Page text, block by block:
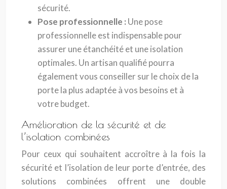
sécurité.
Pose professionnelle : Une pose
professionnelle est indispensable pour
assurer une étanchéité et une isolation
optimales. Un artisan qualifié pourra
également vous conseiller sur le choix de la
porte la plus adaptée à vos besoins et à
votre budget.
Amélioration de la sécurité et de
l’isolation combinées
Pour ceux qui souhaitent accroître à la fois la
sécurité et l’isolation de leur porte d’entrée, des
solutions combinées offrent une double